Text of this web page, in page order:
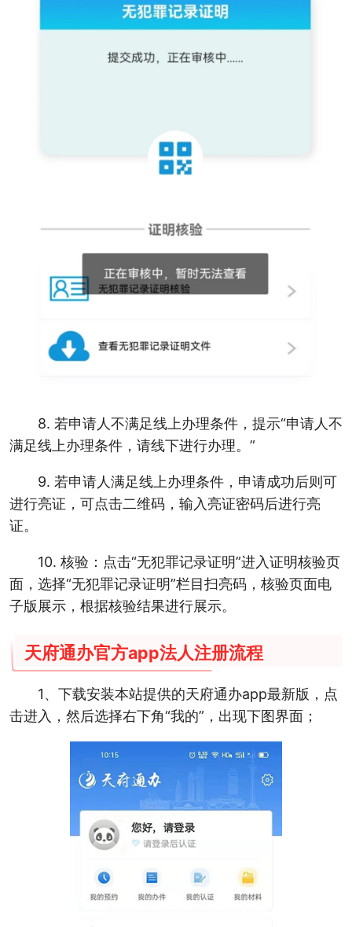
8. 若申请人不满足线上办理条件，提示“申请人不
满足线上办理条件，请线下进行办理。”
9. 若申请人满足线上办理条件，申请成功后则可
进行亮证，可点击二维码，输入亮证密码后进行亮
证。
10. 核验：点击“无犯罪记录证明”进入证明核验页
面，选择“无犯罪记录证明”栏目扫亮码，核验页面电
子版展示，根据核验结果进行展示。
天府通办官方app法人注册流程
1、下载安装本站提供的天府通办app最新版，点
击进入，然后选择右下角“我的”，出现下图界面；